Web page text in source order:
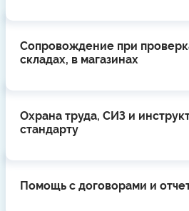
Сопровождение при
складах, в магазинах
Охрана труда, СИЗ и
стандарту
Помощь с договорами и